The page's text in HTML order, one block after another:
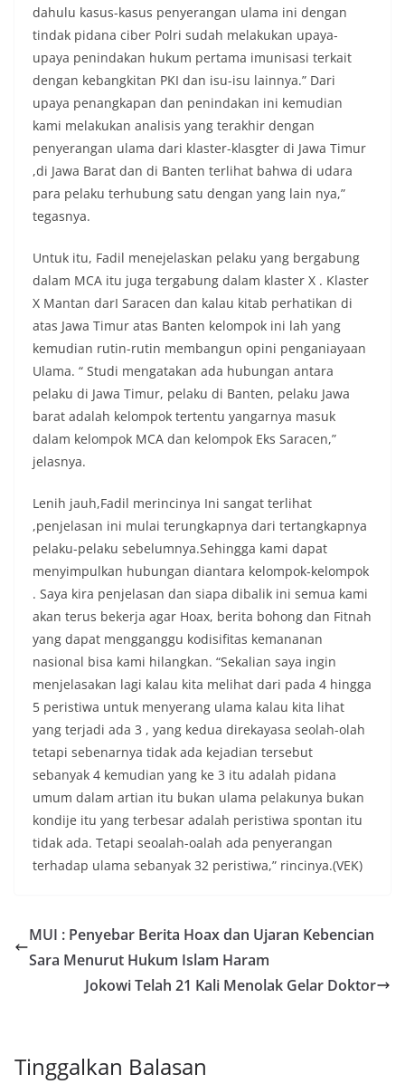
dahulu kasus-kasus penyerangan ulama ini dengan
tindak pidana ciber Polri sudah melakukan upaya-
upaya penindakan hukum pertama imunisasi terkait
dengan kebangkitan PKI dan isu-isu lainnya.” Dari
upaya penangkapan dan penindakan ini kemudian
kami melakukan analisis yang terakhir dengan
penyerangan ulama dari klaster-klasgter di Jawa Timur
,di Jawa Barat dan di Banten terlihat bahwa di udara
para pelaku terhubung satu dengan yang lain nya,”
tegasnya.
Untuk itu, Fadil menejelaskan pelaku yang bergabung
dalam MCA itu juga tergabung dalam klaster X . Klaster
X Mantan darI Saracen dan kalau kitab perhatikan di
atas Jawa Timur atas Banten kelompok ini lah yang
kemudian rutin-rutin membangun opini penganiayaan
Ulama. “ Studi mengatakan ada hubungan antara
pelaku di Jawa Timur, pelaku di Banten, pelaku Jawa
barat adalah kelompok tertentu yangarnya masuk
dalam kelompok MCA dan kelompok Eks Saracen,”
jelasnya.
Lenih jauh,Fadil merincinya Ini sangat terlihat
,penjelasan ini mulai terungkapnya dari tertangkapnya
pelaku-pelaku sebelumnya.Sehingga kami dapat
menyimpulkan hubungan diantara kelompok-kelompok
. Saya kira penjelasan dan siapa dibalik ini semua kami
akan terus bekerja agar Hoax, berita bohong dan Fitnah
yang dapat mengganggu kodisifitas kemananan
nasional bisa kami hilangkan. “Sekalian saya ingin
menjelasakan lagi kalau kita melihat dari pada 4 hingga
5 peristiwa untuk menyerang ulama kalau kita lihat
yang terjadi ada 3 , yang kedua direkayasa seolah-olah
tetapi sebenarnya tidak ada kejadian tersebut
sebanyak 4 kemudian yang ke 3 itu adalah pidana
umum dalam artian itu bukan ulama pelakunya bukan
kondije itu yang terbesar adalah peristiwa spontan itu
tidak ada. Tetapi seoalah-oalah ada penyerangan
terhadap ulama sebanyak 32 peristiwa,” rincinya.(VEK)
MUI : Penyebar Berita Hoax dan Ujaran Kebencian
Sara Menurut Hukum Islam Haram
Jokowi Telah 21 Kali Menolak Gelar Doktor
Tinggalkan Balasan